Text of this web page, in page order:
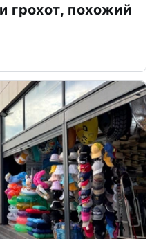
грохот, похожий